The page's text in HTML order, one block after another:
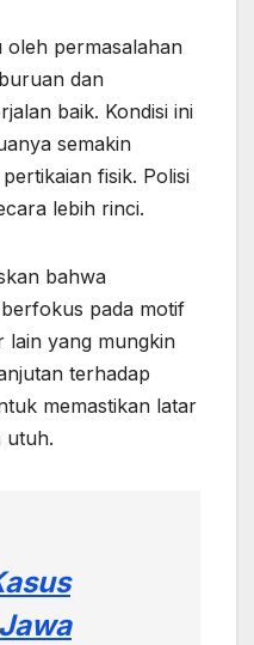
oleh permasalahan
dan
baik. Kondisi ini
semakin
fisik. Polisi
lebih rinci.
bahwa
pada motif
lain yang mungkin
terhadap
memastikan latar
utuh.